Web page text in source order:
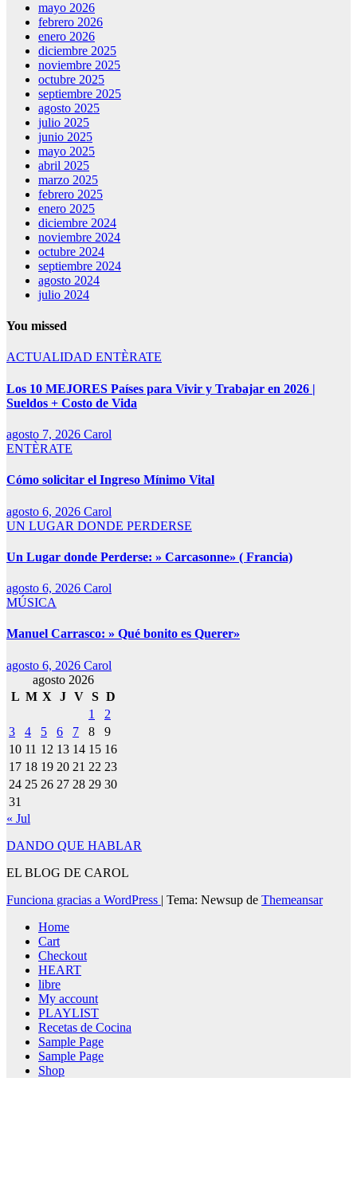
mayo 2026
febrero 2026
enero 2026
diciembre 2025
noviembre 2025
octubre 2025
septiembre 2025
agosto 2025
julio 2025
junio 2025
mayo 2025
abril 2025
marzo 2025
febrero 2025
enero 2025
diciembre 2024
noviembre 2024
octubre 2024
septiembre 2024
agosto 2024
julio 2024
You missed
ACTUALIDAD ENTÈRATE
Los 10 MEJORES Países para Vivir y Trabajar en 2026 |
Sueldos + Costo de Vida
agosto 7, 2026 Carol
ENTÈRATE
Cómo solicitar el Ingreso Mínimo Vital
agosto 6, 2026 Carol
UN LUGAR DONDE PERDERSE
Un Lugar donde Perderse: » Carcasonne» ( Francia)
agosto 6, 2026 Carol
MÚSICA
Manuel Carrasco: » Qué bonito es Querer»
agosto 6, 2026 Carol
agosto 2026
L M X J V S D
1
2
3
4 5 6 7 8
9
10 11 12 13 14 15 16
17 18 19 20 21 22 23
24 25 26 27 28 29 30
31
« Jul
DANDO QUE HABLAR
EL BLOG DE CAROL
Funciona gracias a WordPress | Tema: Newsup de Themeansar
Home
Cart
Checkout
HEART
libre
My account
PLAYLIST
Recetas de Cocina
Sample Page
Sample Page
Shop